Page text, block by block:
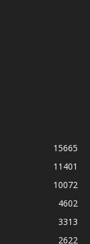
15665
11401
10072
4602
3313
2622